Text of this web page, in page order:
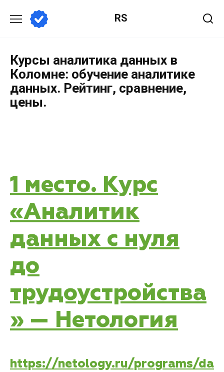
RS
Курсы аналитика данных в
Коломне: обучение аналитике
данных. Рейтинг, сравнение,
цены.
1 место. Курс
«Аналитик
данных с нуля
до
трудоустройства
» — Нетология
https://netology.ru/programs/da